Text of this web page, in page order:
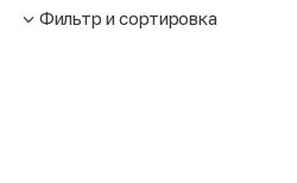
Фильтр и сортировка